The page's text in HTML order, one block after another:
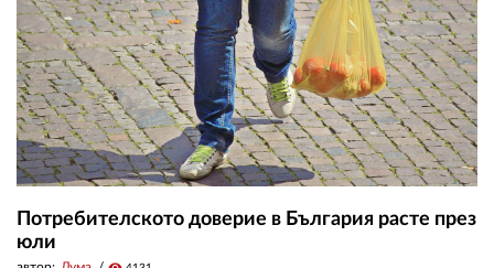
Потребителското доверие в България расте през
юли